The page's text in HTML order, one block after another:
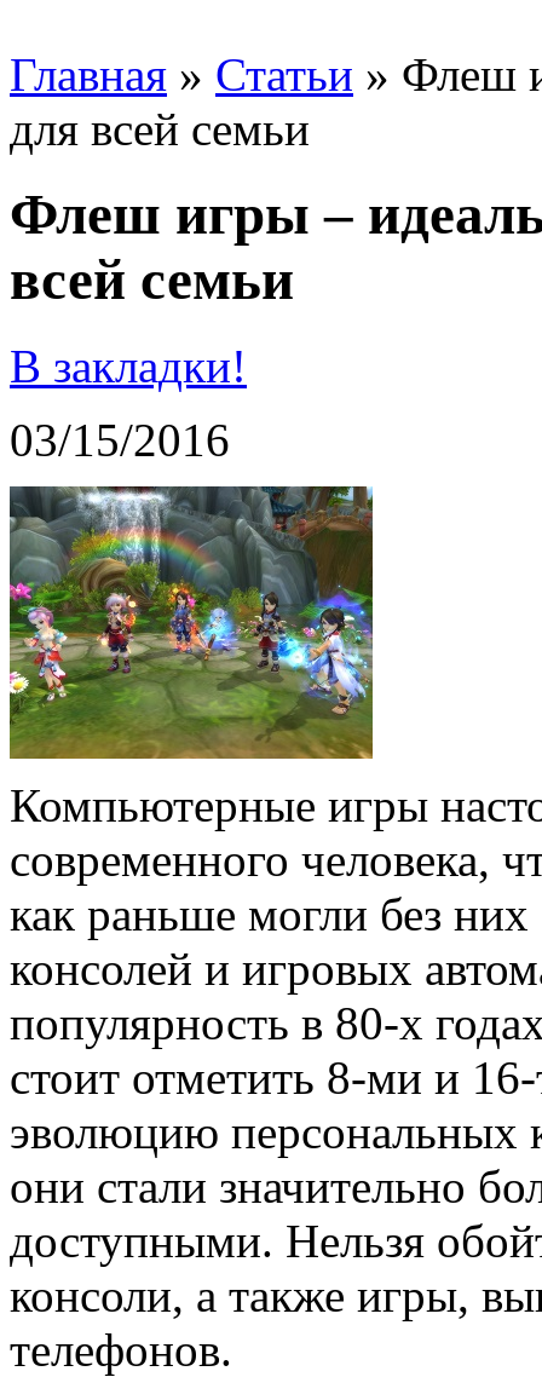
Главная » Статьи » Флеш
для всей семьи
Флеш игры –
всей семьи
В закладки!
03/15/2016
Компьютерные игры
современного человека,
как раньше могли без них
консолей и игровых
популярность в 80-х
стоит отметить 8-ми и
эволюцию персональных
они стали значительно
доступными. Нельзя
консоли, а также игры,
телефонов.